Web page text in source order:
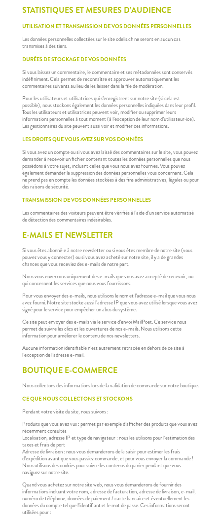
STATISTIQUES ET MESURES D’AUDIENCE
UTILISATION ET TRANSMISSION DE VOS DONNÉES PERSONNELLES
Les données personnelles collectées sur le site odelis.ch ne seront en aucun cas
transmises à des tiers.
DURÉES DE STOCKAGE DE VOS DONNÉES
Si vous laissez un commentaire, le commentaire et ses métadonnées sont conservés
indéfiniment. Cela permet de reconnaître et approuver automatiquement les
commentaires suivants au lieu de les laisser dans la file de modération.
Pour les utilisateurs et utilisatrices qui s’enregistrent sur notre site (si cela est
possible), nous stockons également les données personnelles indiquées dans leur profil.
Tous les utilisateurs et utilisatrices peuvent voir, modifier ou supprimer leurs
informations personnelles à tout moment (à l’exception de leur nom d’utilisateur·ice).
Les gestionnaires du site peuvent aussi voir et modifier ces informations.
LES DROITS QUE VOUS AVEZ SUR VOS DONNÉES
Si vous avez un compte ou si vous avez laissé des commentaires sur le site, vous pouvez
demander à recevoir un fichier contenant toutes les données personnelles que nous
possédons à votre sujet, incluant celles que vous nous avez fournies. Vous pouvez
également demander la suppression des données personnelles vous concernant. Cela
ne prend pas en compte les données stockées à des fins administratives, légales ou pour
des raisons de sécurité.
TRANSMISSION DE VOS DONNÉES PERSONNELLES
Les commentaires des visiteurs peuvent être vérifiés à l’aide d’un service automatisé
de détection des commentaires indésirables.
E-MAILS ET NEWSLETTER
Si vous êtes abonné·e à notre newsletter ou si vous êtes membre de notre site (vous
pouvez vous y connecter) ou si vous avez acheté sur notre site, il y a de grandes
chances que vous receviez des e-mails de notre part.
Nous vous enverrons uniquement des e-mails que vous avez accepté de recevoir, ou
qui concernent les services que nous vous fournissons.
Pour vous envoyer des e-mails, nous utilisons le nom et l’adresse e-mail que vous nous
avez fourni. Notre site stocke aussi l’adresse IP que vous avez utilisé lorsque vous avez
signé pour le service pour empêcher un abus du système.
Ce site peut envoyer des e-mails via le service d’envoi MailPoet. Ce service nous
permet de suivre les clics et les ouvertures de nos e-mails. Nous utilisons cette
information pour améliorer le contenu de nos newsletters.
Aucune information identifiable n’est autrement retracée en dehors de ce site à
l’exception de l’adresse e-mail.
BOUTIQUE E-COMMERCE
Nous collectons des informations lors de la validation de commande sur notre boutique.
CE QUE NOUS COLLECTONS ET STOCKONS
Pendant votre visite du site, nous suivons :
Produits que vous avez vus : permet par exemple d’afficher des produits que vous avez
récemment consultés
Localisation, adresse IP et type de navigateur : nous les utilisons pour l‘estimation des
taxes et frais de port
Adresse de livraison : nous vous demanderons de la saisir pour estimer les frais
d’expédition avant que vous passiez commande, et pour vous envoyer la commande !
Nous utilisons des cookies pour suivre les contenus du panier pendant que vous
naviguez sur notre site.
Quand vous achetez sur notre site web, nous vous demanderons de fournir des
informations incluant votre nom, adresse de facturation, adresse de livraison, e-mail,
numéro de téléphone, données de paiement / carte bancaire et éventuellement les
données du compte tel que l’identifiant et le mot de passe. Ces informations seront
utilisées pour :